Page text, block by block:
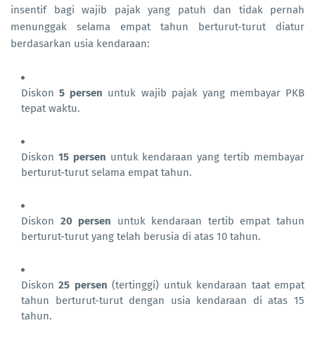
insentif bagi wajib pajak yang patuh dan tidak pernah
menunggak selama empat tahun berturut-turut diatur
berdasarkan usia kendaraan:
Diskon5 persen untuk wajib pajak yang membayar PKB
tepat waktu.
Diskon 15 persen untuk kendaraan yang tertib membayar
berturut-turut selama empat tahun.
Diskon 20 persen untuk kendaraan tertib empat tahun
berturut-turut yang telah berusia di atas 10 tahun.
Diskon25 persen (tertinggi) untuk kendaraan taat empat
tahun berturut-turut dengan usia kendaraan di atas 15
tahun.